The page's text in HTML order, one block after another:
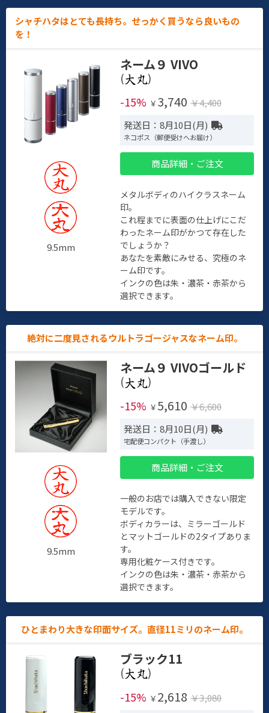
シャチハタはとても長持ち。せっかく買うなら良いもの
を！
9.5mm
ネーム９ VIVO
(
)
-15% ￥ 3,740 ￥4,400
発送日：8月10日(月)
ネコポス（郵便受けへお届け）
商品詳細・ご注文
メタルボディのハイクラスネーム
印。
これ程までに表面の仕上げにこだ
わったネーム印がかつて存在した
でしょうか？
あなたを素敵にみせる、究極のネ
ーム印です。
インクの色は朱・濃茶・赤茶から
選択できます。
絶対に二度見されるウルトラゴージャスなネーム印。
9.5mm
ネーム９ VIVOゴールド
(
)
-15% ￥ 5,610 ￥6,600
発送日：8月10日(月)
宅配便コンパクト（手渡し）
商品詳細・ご注文
一般のお店では購入できない限定
モデルです。
ボディカラーは、ミラーゴールド
とマットゴールドの2タイプありま
す。
専用化粧ケース付きです。
インクの色は朱・濃茶・赤茶から
選択できます。
ひとまわり大きな印面サイズ。直径11ミリのネーム印。
ブラック11
(
)
-15% ￥ 2,618 ￥3,080